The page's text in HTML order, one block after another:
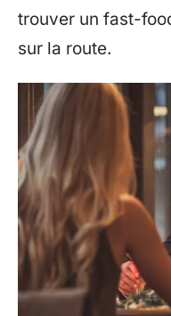
trouver un fast-
sur la route.